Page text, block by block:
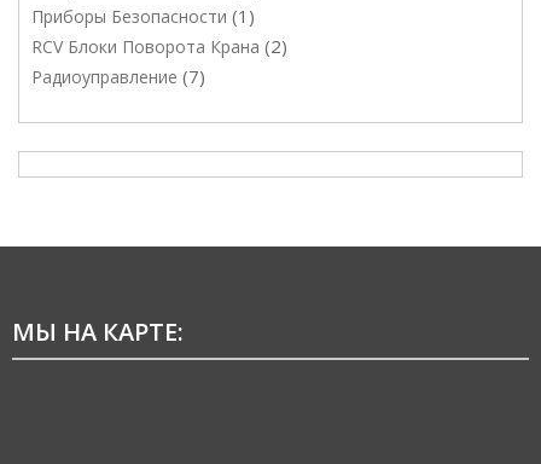
Приборы Безопасности 1
RCV Блоки Поворота Крана 2
Радиоуправление 7
МЫ НА КАРТЕ: